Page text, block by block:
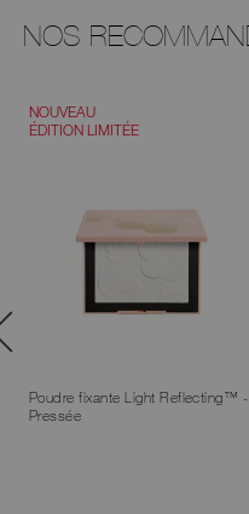
NOS
NOUVEAU
ÉDITION LIMITÉE
Poudre fixante Light Reflecting™ -
Pressée